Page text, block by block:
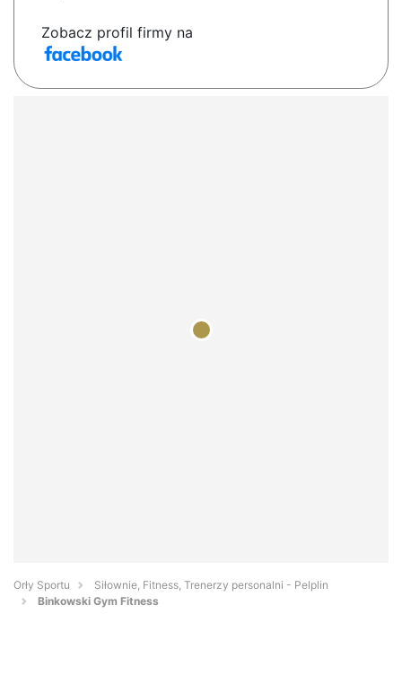
Zobacz profil firmy na
Orły Sportu
Siłownie, Fitness, Trenerzy personalni - Pelplin
Binkowski Gym Fitness